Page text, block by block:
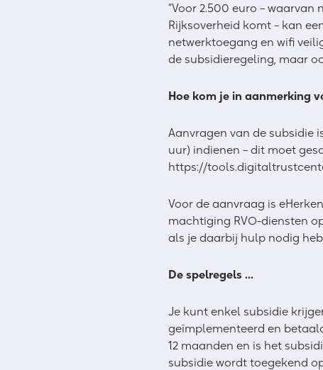
“Voor 2.500 euro –
Rijksoverheid komt – kan
netwerktoegang en wifi
de subsidieregeling, maar
Hoe kom je in aanmerking
Aanvragen van de subsidie
uur) indienen – dit moet
https://
Voor de aanvraag is
machtiging RVO-diensten
als je daarbij hulp nodig
De spelregels …
Je kunt enkel subsidie
geïmplementeerd en
12 maanden en is het
subsidie wordt toegekend